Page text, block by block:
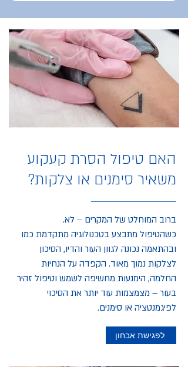
האם טיפול הסרת קעקוע
משאיר סימנים או צלקות?
ברוב המוחלט של המקרים – לא.
כשהטיפול מתבצע בטכנולוגיה מתקדמת כמו
ובהתאמה נכונה לגוון העור והדיו, הסיכון
לצלקות נמוך מאוד. הקפדה על הנחיות
החלמה, הימנעות מחשיפה לשמש וטיפול זהיר
בעור – מצמצמות עוד יותר את הסיכוי
לפיגמנטציה או סימנים.
לפגישת אבחון